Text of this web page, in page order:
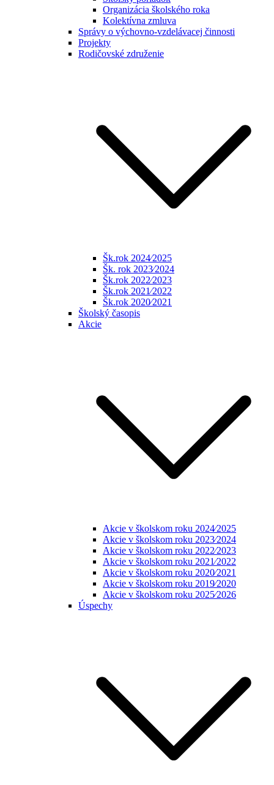
Organizácia školského roka
Kolektívna zmluva
Správy o výchovno-vzdelávacej činnosti
Projekty
Rodičovské združenie
Šk.rok 2024⁄2025
Šk. rok 2023⁄2024
Šk.rok 2022⁄2023
Šk.rok 2021⁄2022
Šk.rok 2020⁄2021
Školský časopis
Akcie
Akcie v školskom roku 2024⁄2025
Akcie v školskom roku 2023⁄2024
Akcie v školskom roku 2022⁄2023
Akcie v školskom roku 2021⁄2022
Akcie v školskom roku 2020⁄2021
Akcie v školskom roku 2019⁄2020
Akcie v školskom roku 2025⁄2026
Úspechy